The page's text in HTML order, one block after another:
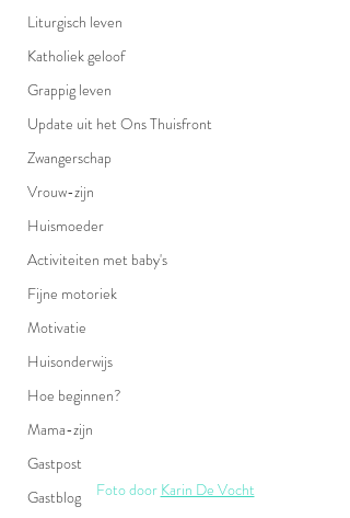
Liturgisch leven
Katholiek geloof
Grappig leven
Update uit het Ons Thuisfront
Zwangerschap
Vrouw-zijn
Huismoeder
Activiteiten met baby's
Fijne motoriek
Motivatie
Huisonderwijs
Hoe beginnen?
Mama-zijn
Gastpost
Gastblog
Foto door Karin De Vocht